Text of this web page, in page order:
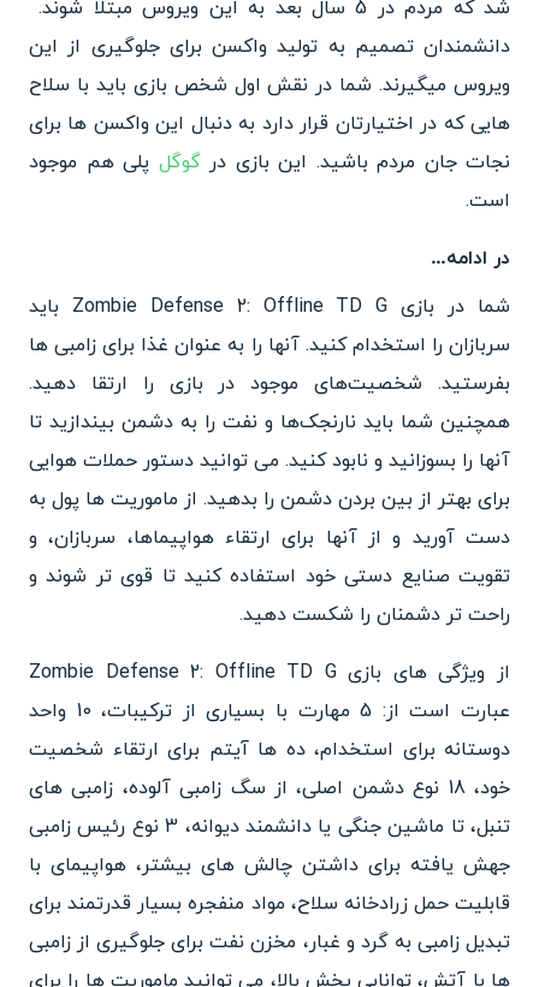
شد که مردم در 5 سال بعد به این ویروس مبتلا شوند.
دانشمندان تصمیم به تولید واکسن برای جلوگیری از این
ویروس میگیرند. شما در نقش اول شخص بازی باید با سلاح
هایی که در اختیارتان قرار دارد به دنبال این واکسن ها برای
نجات جان مردم باشید. این بازی درگوگل پلی هم موجود
است.
در ادامه…
شما در بازی Zombie Defense 2: Offline TD G باید
سربازان را استخدام کنید. آنها را به عنوان غذا برای زامبی ها
بفرستید.
شخصیت‌های موجود در بازی را ارتقا دهید.
همچنین شما باید نارنجک‌ها و نفت را به دشمن بیندازید تا
آنها را بسوزانید و نابود کنید. می توانید دستور حملات هوایی
برای بهتر از بین بردن دشمن را بدهید. از ماموریت ها پول به
دست آورید و از آنها برای ارتقاء هواپیماها، سربازان، و
تقویت صنایع دستی خود استفاده کنید تا قوی تر شوند و
راحت تر دشمنان را شکست دهید.
از ویژگی های بازی Zombie Defense 2: Offline TD G
عبارت است از:
10 واحد
دوستانه برای استخدام، ده ها آیتم برای ارتقاء شخصیت
خود،
18 نوع دشمن اصلی، از سگ زامبی آلوده، زامبی های
تنبل، تا ماشین جنگی یا دانشمند دیوانه،
3 نوع رئیس زامبی
جهش یافته برای داشتن چالش های بیشتر، هواپیمای با
قابلیت حمل زرادخانه سلاح، مواد منفجره بسیار قدرتمند برای
تبدیل زامبی به گرد و غبار، مخزن نفت برای جلوگیری از زامبی
ها با آتش،توانایی پخش بالا، می توانید ماموریت ها را برای